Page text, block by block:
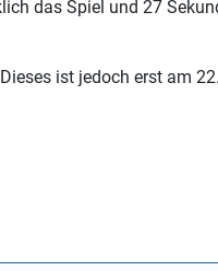
das Spiel und 27
ist jedoch erst am